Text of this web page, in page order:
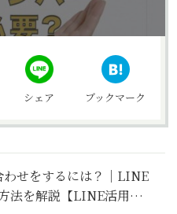
シェア ブックマーク
せをするには？｜LINE
法を解説【LINE活用基